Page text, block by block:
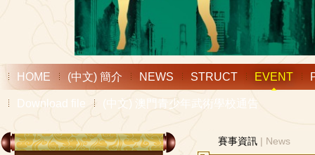
HOME (中文) 簡介 NEWS STRUCT EVENT
Download file (中文) 澳門青少年武術學校通告
賽事資訊 | News